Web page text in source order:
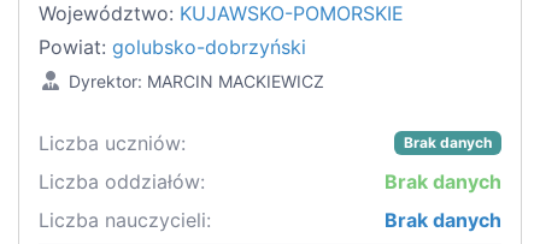
Województwo: KUJAWSKO-POMORSKIE
Powiat: golubsko-dobrzyński
Dyrektor: MARCIN MACKIEWICZ
Liczba uczniów: Brak danych
Liczba oddziałów:
Brak danych
Liczba nauczycieli:
Brak danych